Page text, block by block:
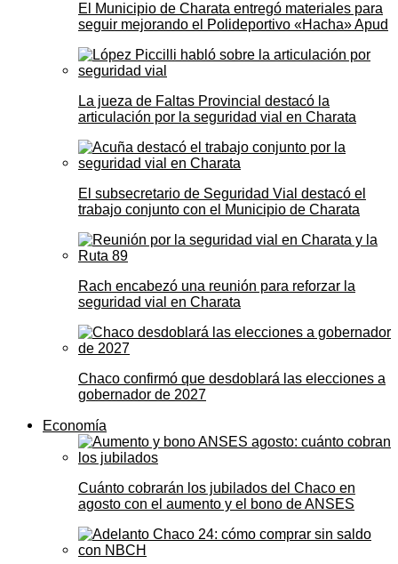
El Municipio de Charata entregó materiales para
seguir mejorando el Polideportivo «Hacha» Apud
La jueza de Faltas Provincial destacó la
articulación por la seguridad vial en Charata
El subsecretario de Seguridad Vial destacó el
trabajo conjunto con el Municipio de Charata
Rach encabezó una reunión para reforzar la
seguridad vial en Charata
Chaco confirmó que desdoblará las elecciones a
gobernador de 2027
Economía
Cuánto cobrarán los jubilados del Chaco en
agosto con el aumento y el bono de ANSES